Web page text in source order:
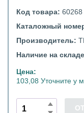
Код товара: 60268
Каталожный
Производитель:
Наличие на
Цена:
103,08 Уточните у